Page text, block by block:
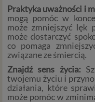
Praktyka uważności i
mogą pomóc w
może zmniejszyć lęk
może dostarczyć
co pomaga
związane ze śmiercią.
Znajdź sens życia:
twojemu życiu i
działania, które
może pomóc w